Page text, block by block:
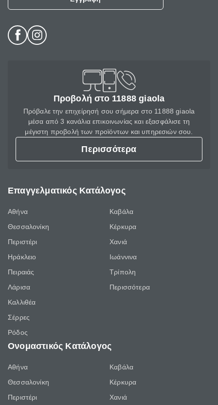
Προβολή στο 11888 giaola
Πρόβαλε την επιχείρησή σου σήμερα στο 11888 giaola
μέσα από 3 κανάλια επικοινωνίας και εξασφάλισε τη
μέγιστη προβολή των προϊόντων και υπηρεσιών σου.
Περισσότερα
Επαγγελματικός Κατάλογος
Αθήνα
Θεσσαλονίκη
Περιστέρι
Ηράκλειο
Πειραιάς
Λάρισα
Καλλιθέα
Σέρρες
Ρόδος
Καβάλα
Κέρκυρα
Χανιά
Ιωάννινα
Τρίπολη
Περισσότερα
Ονομαστικός Κατάλογος
Αθήνα
Θεσσαλονίκη
Περιστέρι
Καβάλα
Κέρκυρα
Χανιά